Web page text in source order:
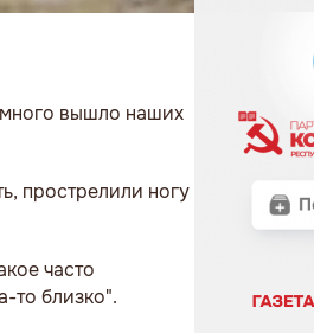
много вышло наших
прострелили ногу
часто
то близко".